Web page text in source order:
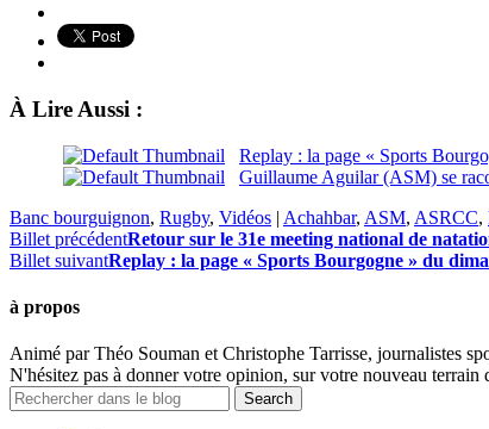
À Lire Aussi :
Replay : la page « Sports
Guillaume Aguilar (ASM) se
Banc bourguignon, Rugby, Vidéos | Achahbar, ASM, ASRCC,
Billet précédentRetour sur le 31e meeting national de
Billet suivantReplay : la page « Sports Bourgogne » du
à propos
Animé par Théo Souman et Christophe Tarrisse, journalistes
N'hésitez pas à donner votre opinion, sur votre nouveau terrain